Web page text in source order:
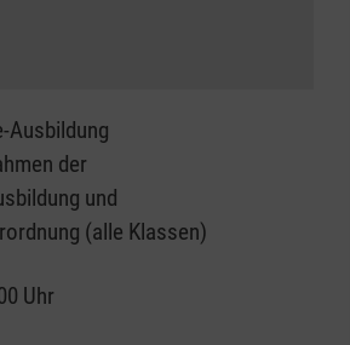
Ausbildung
der
und
(alle Klassen)
Uhr